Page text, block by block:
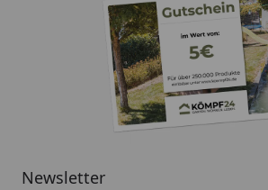
1,8 m
Newsletter